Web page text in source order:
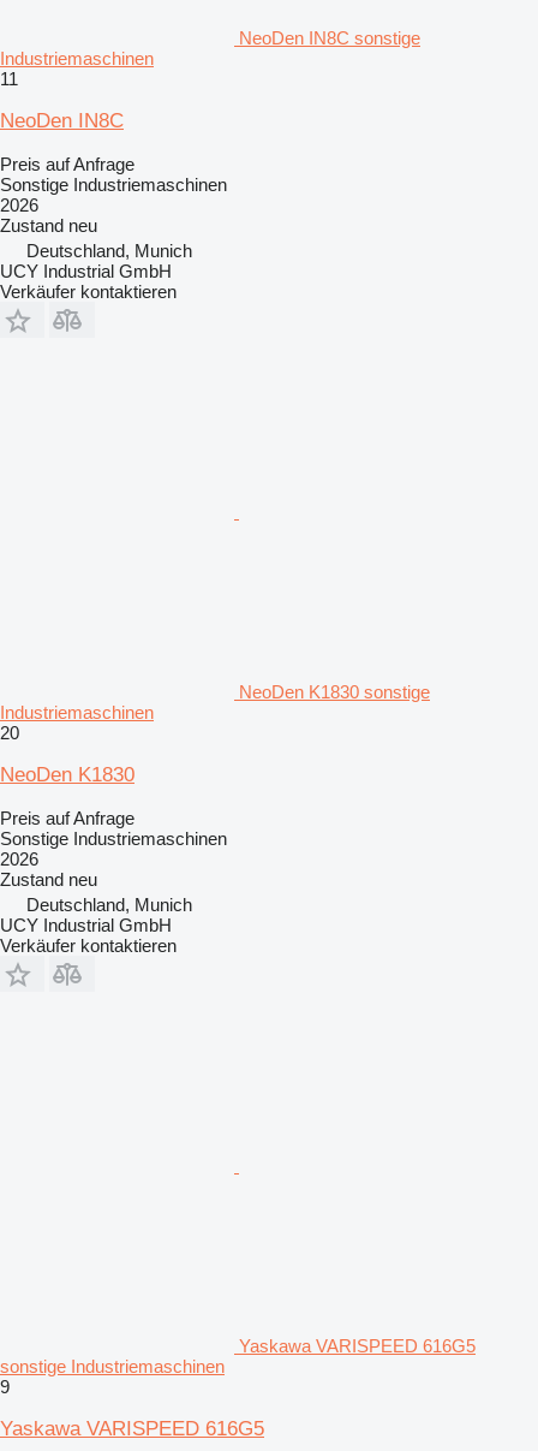
NeoDen IN8C sonstige
Industriemaschinen
11
NeoDen IN8C
Preis auf Anfrage
Sonstige Industriemaschinen
2026
Zustand neu
Deutschland, Munich
UCY Industrial GmbH
Verkäufer kontaktieren
NeoDen K1830 sonstige
Industriemaschinen
20
NeoDen K1830
Preis auf Anfrage
Sonstige Industriemaschinen
2026
Zustand neu
Deutschland, Munich
UCY Industrial GmbH
Verkäufer kontaktieren
Yaskawa VARISPEED 616G5
sonstige Industriemaschinen
9
Yaskawa VARISPEED 616G5